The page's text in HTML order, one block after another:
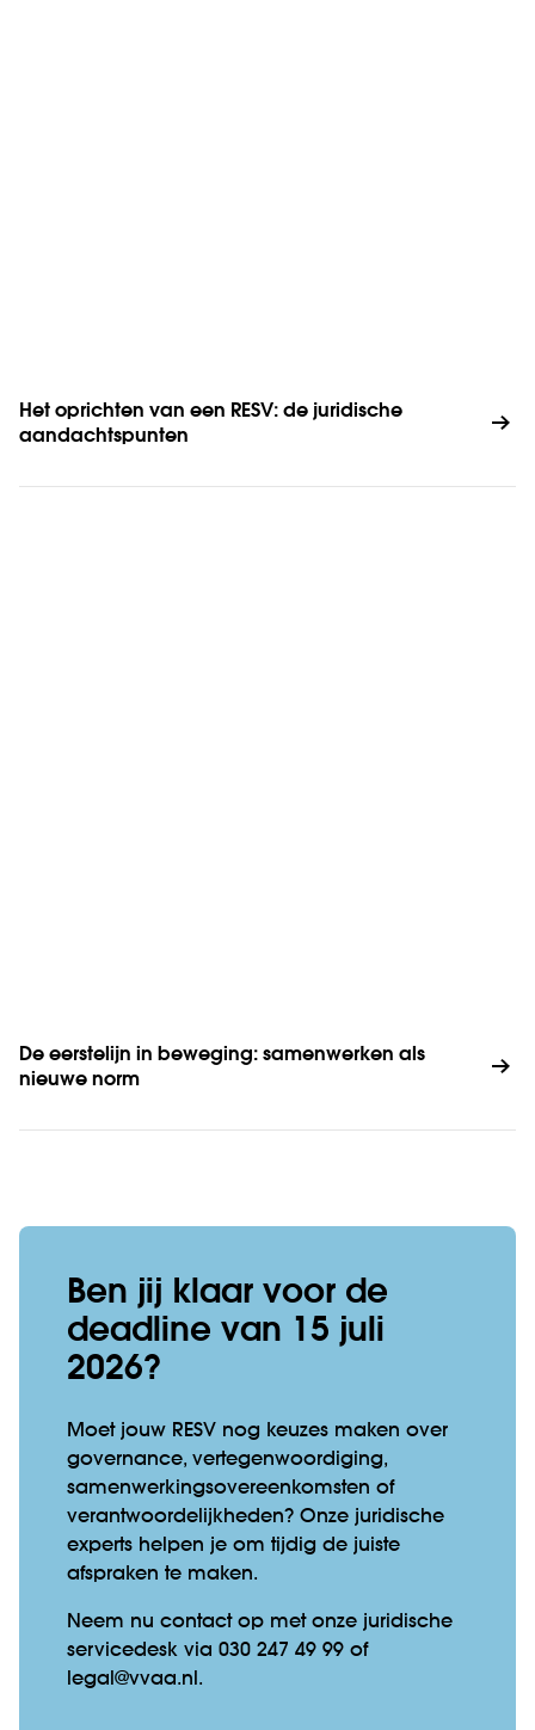
Het oprichten van een RESV: de juridische
aandachtspunten
De eerstelijn in beweging: samenwerken als
nieuwe norm
Ben jij klaar voor de
deadline van 15 juli
2026?
Moet jouw RESV nog keuzes maken over
governance, vertegenwoordiging,
samenwerkingsovereenkomsten of
verantwoordelijkheden? Onze juridische
experts helpen je om tijdig de juiste
afspraken te maken.
Neem nu contact op met onze juridische
servicedesk via 030 247 49 99 of
legal@vvaa.nl.